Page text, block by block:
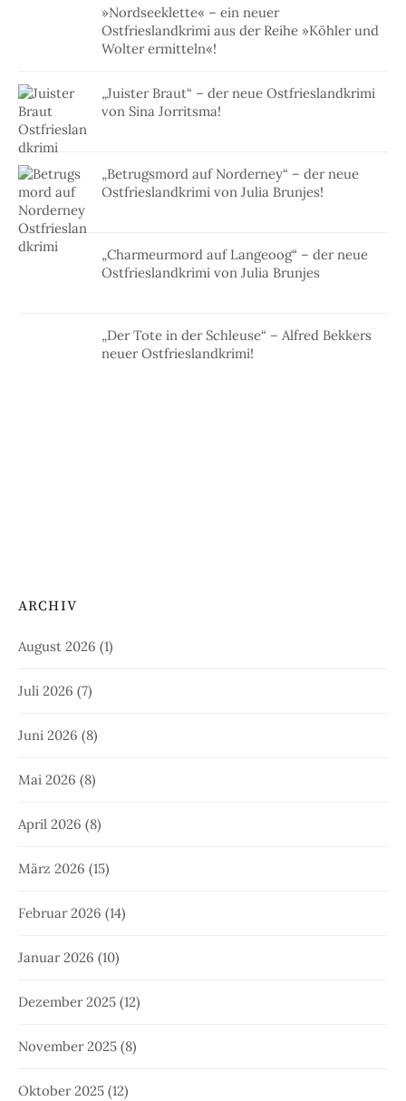
»Nordseeklette« – ein neuer
Ostfrieslandkrimi aus der Reihe »Köhler und
Wolter ermitteln«!
„Juister Braut“ – der neue Ostfrieslandkrimi
von Sina Jorritsma!
„Betrugsmord auf Norderney“ – der neue
Ostfrieslandkrimi von Julia Brunjes!
„Charmeurmord auf Langeoog“ – der neue
Ostfrieslandkrimi von Julia Brunjes
„Der Tote in der Schleuse“ – Alfred Bekkers
neuer Ostfrieslandkrimi!
ARCHIV
August 2026 (1)
Juli 2026 (7)
Juni 2026 (8)
Mai 2026 (8)
April 2026 (8)
März 2026 (15)
Februar 2026 (14)
Januar 2026 (10)
Dezember 2025 (12)
November 2025 (8)
Oktober 2025 (12)